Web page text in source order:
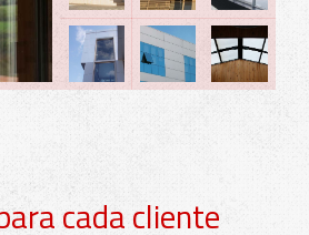
cada cliente